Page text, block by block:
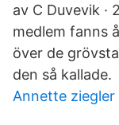
av C Duvevik ·
medlem fanns
över de
den så kallade.
Annette ziegler